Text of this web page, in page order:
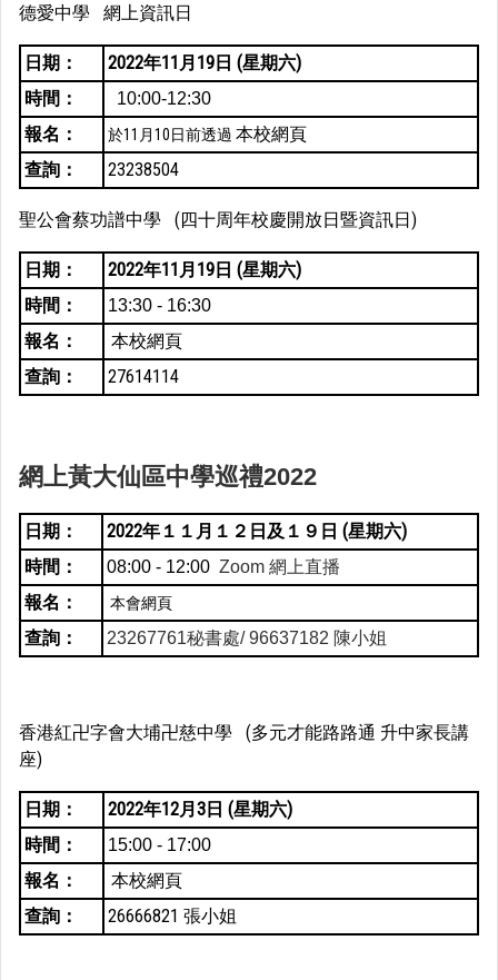
德愛中學 網上資訊日
日期：
2022年11月19日 (星期六)
時間：
10:00-12:30
報名： 於11月10日前透過 本校網頁
查詢：
23238504
聖公會蔡功譜中學 (四十周年校慶開放日暨資訊日)
日期：
2022年11月19日 (星期六)
時間：
13:30 - 16:30
報名：
本校網頁
查詢：
27614114
網上黃大仙區中學巡禮2022
日期：
2022年１１月１２日及１９日 (星期六)
時間：
08:00 - 12:00 Zoom 網上直播
報名： 本會網頁
查詢： 23267761秘書處/ 96637182 陳小姐
香港紅卍字會大埔卍慈中學 (多元才能路路通 升中家長講
座)
日期：
2022年12月3日 (星期六)
時間：
15:00 - 17:00
報名：
本校網頁
查詢：
26666821 張小姐